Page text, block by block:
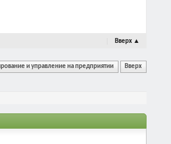
Вверх ▲
и управление на предприятии Вверх